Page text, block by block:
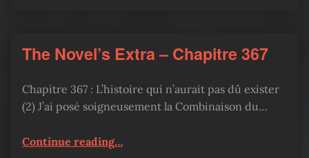
The Novel’s Extra – Chapitre 367
Chapitre 367 : L’histoire qui n’aurait pas dû exister
(2) J’ai posé soigneusement la Combinaison du…
Continue reading“The Novel’s Extra – Chapitre 367”
…